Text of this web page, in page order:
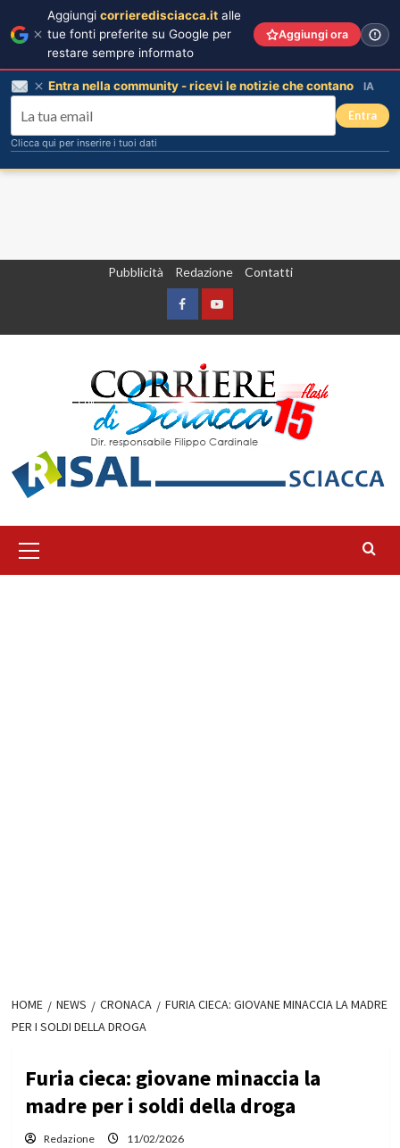
Pubblicità Redazione Contatti
FacebookYountube
principale
HOME NEWS CRONACA
FURIA CIECA: GIOVANE MINACCIA LA MADRE
PER I SOLDI DELLA DROGA
Furia cieca: giovane minaccia la
madre per i soldi della droga
Redazione 11/02/2026
Aggiungi corrieredisciacca.it alle
tue fonti preferite su Google per
restare sempre informato
Aggiungi ora
Entra nella community - ricevi le notizie che contano IA
Entra
Clicca qui per inserire i tuoi dati